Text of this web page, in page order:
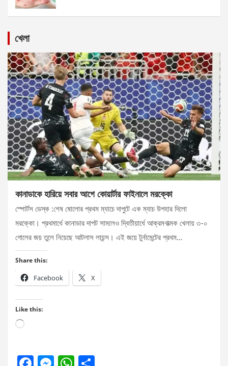
খেলা
কানাডাকে হারিয়ে সবার আগে কোয়ার্টার ফাইনালে মরক্কো
স্পোর্টস ডেস্ক :শেষ ষোলোর প্রথম ম্যাচে দাপুটে এক ম্যাচ উপহার দিলো
মরক্কো। প্রথমার্ধে কানাডার দাপট সামলেও দ্বিতীয়ার্ধে আক্রমণাত্মক খেলায় ৩-০
গোলের জয় তুলে নিয়েছে আটলাস লায়ন্স। এই জয়ে টুর্নামেন্টের প্রথম…
Share this:
Facebook X
Like this:
Loading…